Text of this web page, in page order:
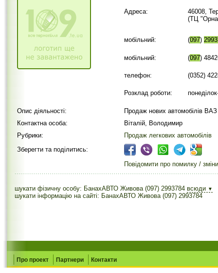
Адреса:
46008,
(ТЦ
мобільний: (097)
мобільний: (097)
телефон: (0352)
Розклад роботи:
Опис діяльності:
Продаж нових автомобілів
Контактна особа:
Віталій, Володимир
Рубрики:
Продаж легкових автомобілів
Зберегти та поділитись:
Повідомити про помилку / зміни
шукати фізичну особу: БанахАВТО Живова (097) 2993784 всюди ▼
шукати інформацію на сайті: БанахАВТО Живова (097) 2993784
Про проект Партнери Контакти